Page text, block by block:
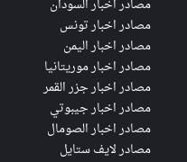
مصادر اخبار السودان
مصادر اخبار تونس
مصادر اخبار اليمن
مصادر اخبار موريتانيا
مصادر اخبار جزر القمر
مصادر اخبار جيبوتي
مصادر اخبار الصومال
مصادر لايف ستايل